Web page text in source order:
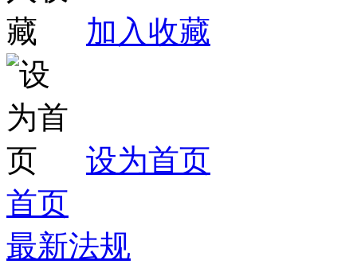
加入收藏
设为首页
首页
最新法规